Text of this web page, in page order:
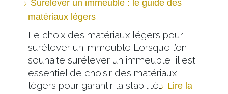
Surélever un immeuble : le guide des
matériaux légers
Le choix des matériaux légers pour
surélever un immeuble Lorsque l’on
souhaite surélever un immeuble, il est
essentiel de choisir des matériaux
légers pour garantir la stabilité… Lire la